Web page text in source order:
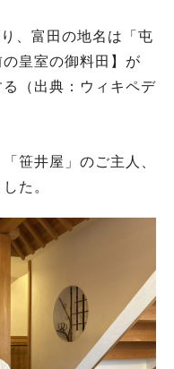
、富田の地名は「屯
皇室の御料田】が
（出典：ウィキペデ
笹井屋」のご主人、
た。